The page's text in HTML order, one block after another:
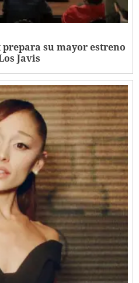
su mayor estreno
Javis